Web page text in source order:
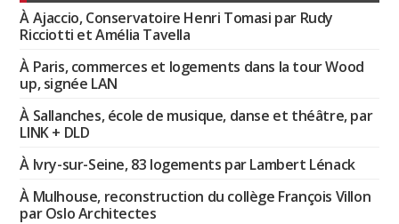
À Ajaccio, Conservatoire Henri Tomasi par Rudy
Ricciotti et Amélia Tavella
À Paris, commerces et logements dans la tour Wood
up, signée LAN
À Sallanches, école de musique, danse et théâtre, par
LINK + DLD
À Ivry-sur-Seine, 83 logements par Lambert Lénack
À Mulhouse, reconstruction du collège François Villon
par Oslo Architectes